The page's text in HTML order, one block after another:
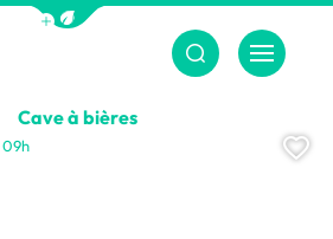
Afficher la barre de navigation du
montagnes
Menu
Cave à bières, © CAMT
09h